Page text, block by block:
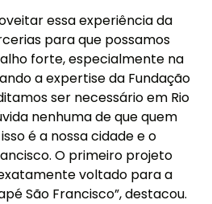
essa experiência da
para que possamos
forte, especialmente na
a expertise da Fundação
ser necessário em Rio
nenhuma de que quem
é a nossa cidade e o
O primeiro projeto
voltado para a
São Francisco”, destacou.